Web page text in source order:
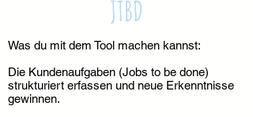
JTBD
Was du mit dem Tool machen kannst:
Die Kundenaufgaben (Jobs to be done)
strukturiert erfassen und neue Erkenntnisse
gewinnen.